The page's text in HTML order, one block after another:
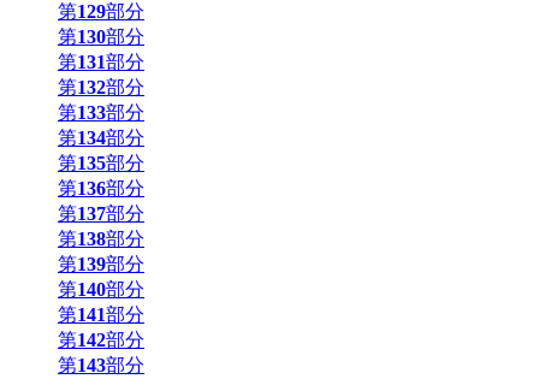
第129部分
第130部分
第131部分
第132部分
第133部分
第134部分
第135部分
第136部分
第137部分
第138部分
第139部分
第140部分
第141部分
第142部分
第143部分